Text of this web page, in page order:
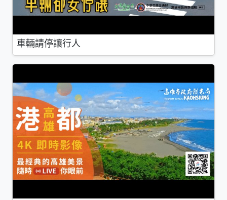
車輛請停讓行人